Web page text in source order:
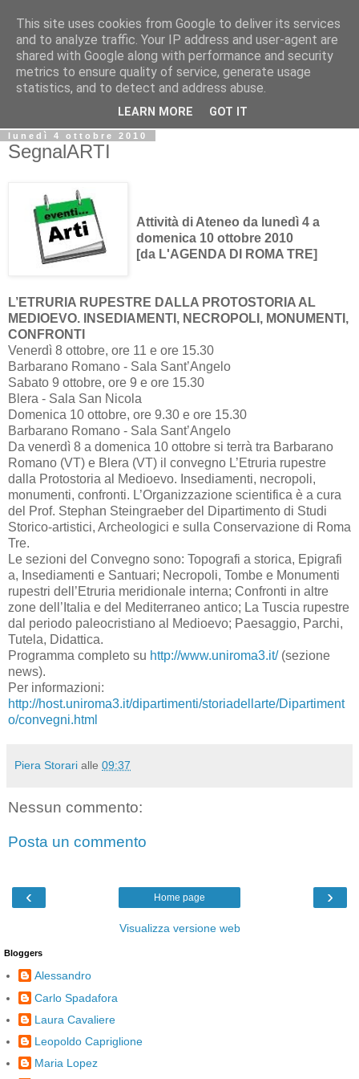
Biblio@rti in
Il Blog della Biblioteca di Area delle arti per condividere
informazioni iniziative incontri
lunedì 4 ottobre 2010
SegnalARTI
Attività di Ateneo da lunedì 4 a
domenica 10 ottobre 2010
[da L'AGENDA DI ROMA TRE]
L’ETRURIA RUPESTRE DALLA PROTOSTORIA AL
MEDIOEVO. INSEDIAMENTI, NECROPOLI, MONUMENTI,
CONFRONTI
Venerdì 8 ottobre, ore 11 e ore 15.30
Barbarano Romano - Sala Sant’Angelo
Sabato 9 ottobre, ore 9 e ore 15.30
Blera - Sala San Nicola
Domenica 10 ottobre, ore 9.30 e ore 15.30
Barbarano Romano - Sala Sant’Angelo
Da venerdì 8 a domenica 10 ottobre si terrà tra Barbarano
Romano (VT) e Blera (VT) il convegno L’Etruria rupestre
dalla Protostoria al Medioevo. Insediamenti, necropoli,
monumenti, confronti. L’Organizzazione scientifica è a cura
del Prof. Stephan Steingraeber del Dipartimento di Studi
Storico-artistici, Archeologici e sulla Conservazione di Roma
Tre.
Le sezioni del Convegno sono: Topografi a storica, Epigrafi
a, Insediamenti e Santuari; Necropoli, Tombe e Monumenti
rupestri dell’Etruria meridionale interna; Confronti in altre
zone dell’Italia e del Mediterraneo antico; La Tuscia rupestre
dal periodo paleocristiano al Medioevo; Paesaggio, Parchi,
Tutela, Didattica.
Programma completo su http://www.uniroma3.it/(sezione
news).
Per informazioni:
http://host.uniroma3.it/dipartimenti/storiadellarte/Dipartiment
o/convegni.html
Piera Storari alle 09:37
Nessun commento:
Posta un commento
‹ ›
Home page
Visualizza versione web
Bloggers
Alessandro
Carlo Spadafora
Laura Cavaliere
Leopoldo Capriglione
Maria Lopez
This site uses cookies from Google to deliver its services
and to analyze traffic. Your IP address and user-agent are
shared with Google along with performance and security
metrics to ensure quality of service, generate usage
statistics, and to detect and address abuse.
LEARN MORE GOT IT